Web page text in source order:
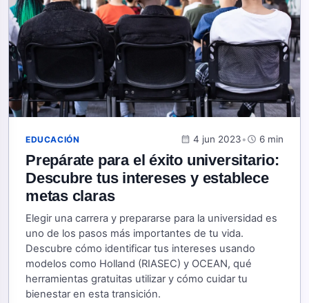
EDUCACIÓN calendar_month 4 jun 2023•schedule 6 min
Prepárate para el éxito universitario:
Descubre tus intereses y establece
metas claras
Elegir una carrera y prepararse para la universidad es
uno de los pasos más importantes de tu vida.
Descubre cómo identificar tus intereses usando
modelos como Holland (RIASEC) y OCEAN, qué
herramientas gratuitas utilizar y cómo cuidar tu
bienestar en esta transición.